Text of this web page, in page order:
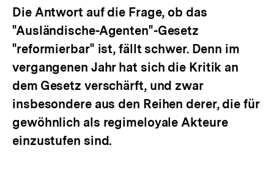
Die Antwort auf die Frage, ob das
"Ausländische-Agenten"-Gesetz
"reformierbar" ist, fällt schwer. Denn im
vergangenen Jahr hat sich die Kritik an
dem Gesetz verschärft, und zwar
insbesondere aus den Reihen derer, die für
gewöhnlich als regimeloyale Akteure
einzustufen sind.